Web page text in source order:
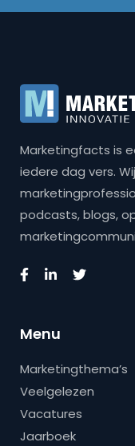
Marketingfacts is
iedere dag vers.
podcasts, blogs,
Menu
Marketingthema’s
Veelgelezen
Vacatures
Jaarboek